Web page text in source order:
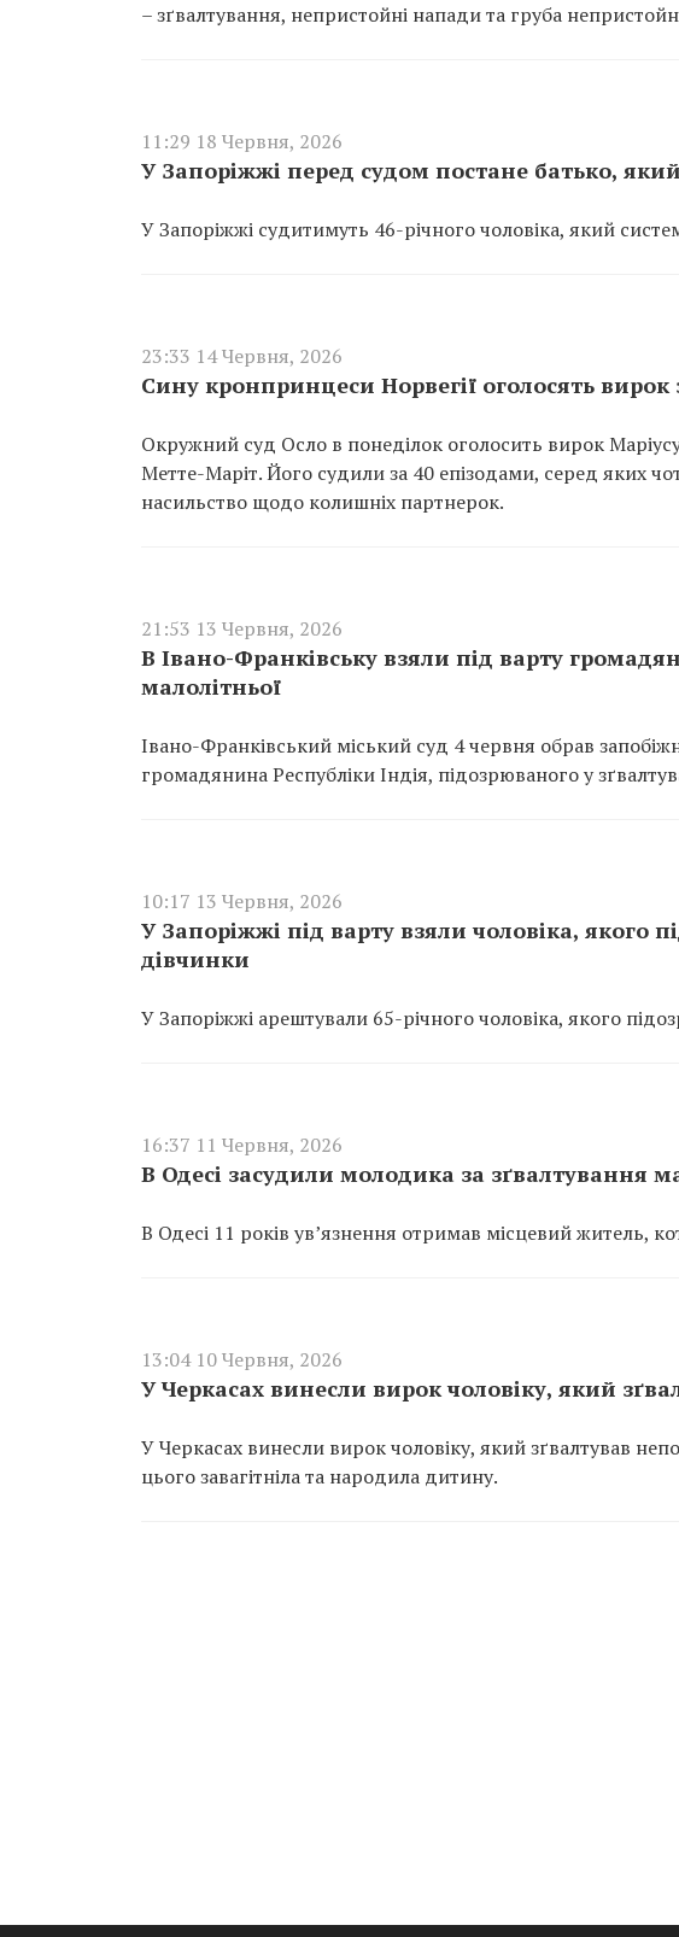
– зґвалтування, непристойні напади та груба
11:29 18 Червня, 2026
У Запоріжжі перед судом постане батько,
У Запоріжжі судитимуть 46-річного чоловіка, який
23:33 14 Червня, 2026
Сину кронпринцеси Норвегії оголосять
Окружний суд Осло в понеділок оголосить вирок
Метте-Маріт. Його судили за 40 епізодами, серед яких
насильство щодо колишніх партнерок.
21:53 13 Червня, 2026
В Івано-Франківську взяли під варту
малолітньої
Івано-Франківський міський суд 4 червня обрав
громадянина Республіки Індія, підозрюваного у
10:17 13 Червня, 2026
У Запоріжжі під варту взяли чоловіка, якого
дівчинки
У Запоріжжі арештували 65-річного чоловіка, якого
16:37 11 Червня, 2026
В Одесі засудили молодика за зґвалтування
В Одесі 11 років ув’язнення отримав місцевий житель,
13:04 10 Червня, 2026
У Черкасах винесли вирок чоловіку, який
У Черкасах винесли вирок чоловіку, який зґвалтував
цього завагітніла та народила дитину.